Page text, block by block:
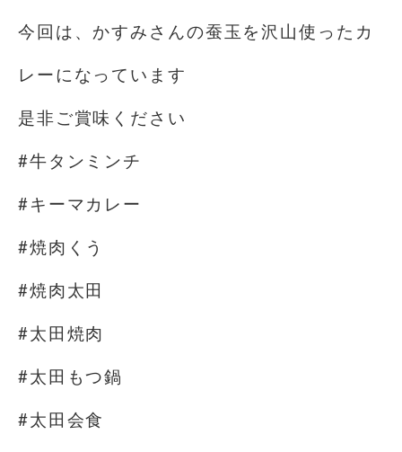
今回は、かすみさんの蚕玉を沢山使ったカ
レーになっています
是非ご賞味ください
#牛タンミンチ
#キーマカレー
#焼肉くう
#焼肉太田
#太田焼肉
#太田もつ鍋
#太田会食